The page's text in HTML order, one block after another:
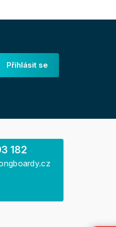
Přihlásit se
182